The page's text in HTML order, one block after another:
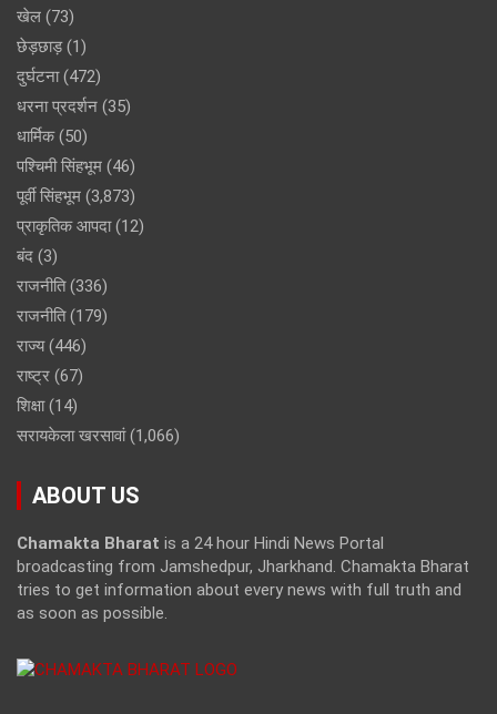
खेल (73)
छेड़छाड़(1)
दुर्घटना(472)
धरना प्रदर्शन (35)
धार्मिक(50)
पश्चिमी सिंहभूम (46)
पूर्वी सिंहभूम (3,873)
प्राकृतिक आपदा(12)
बंद (3)
राजनीति(336)
राजनीति(179)
राज्य(446)
राष्ट्र (67)
शिक्षा(14)
सरायकेला खरसावां(1,066)
ABOUT US
Chamakta Bharat is a 24 hour Hindi News Portal
broadcasting from Jamshedpur, Jharkhand. Chamakta Bharat
tries to get information about every news with full truth and
as soon as possible.